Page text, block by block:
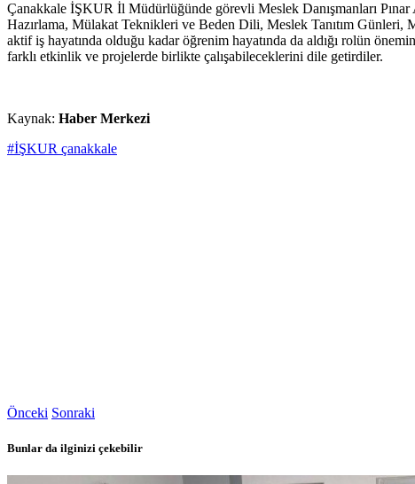
Çanakkale İŞKUR İl Müdürlüğünde görevli Meslek Danışmanları
Hazırlama, Mülakat Teknikleri ve Beden Dili, Meslek Tanıtım Günleri,
aktif iş hayatında olduğu kadar öğrenim hayatında da aldığı rolün
farklı etkinlik ve projelerde birlikte çalışabileceklerini dile getirdiler.
Kaynak: Haber Merkezi
#İŞKUR çanakkale
Önceki Sonraki
Bunlar da ilginizi çekebilir